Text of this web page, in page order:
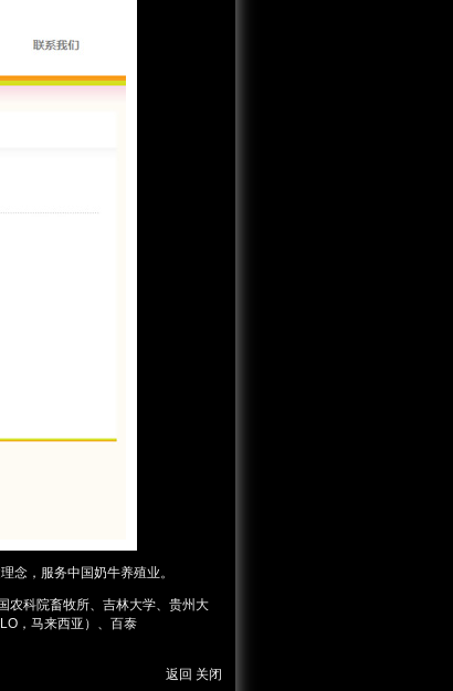
念，服务中国奶牛养殖业。
农科院畜牧所、吉林大学、贵州大
，马来西亚）、百泰
返回 关闭